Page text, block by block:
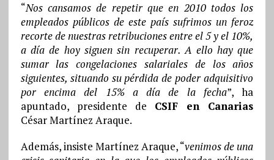
“Nos cansamos de repetir que en 2010 todos los
empleados públicos de este país sufrimos un feroz
recorte de nuestras retribuciones entre el 5 y el 10%,
a día de hoy siguen sin recuperar. A ello hay que
sumar las congelaciones salariales de los años
siguientes, situando su pérdida de poder adquisitivo
por encima del 15% a día de la fecha”, ha
apuntado, presidente de CSIF en Canarias
César Martínez Araque.
Además, insiste Martínez Araque, “venimos de una